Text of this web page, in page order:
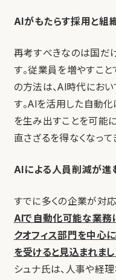
AIがもたらす採用と組
再考すべきなのは国だ
す。従業員を増やすこ
の方法は、AI時代にお
す。AIを活用した自動
を生み出すことを可能
直さざるを得なくなって
AIによる人員削減が進
すでに多くの企業が対
AIで自動化可能な業務
クオフィス部門を中
を受けると見込まれまし
シュナ氏は、人事や経